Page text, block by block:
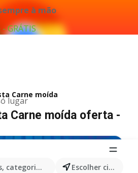
à mão
GRÁTIS
lugar
categorias,produtos... Escolher cidade
Carne moída
Carne moída oferta -